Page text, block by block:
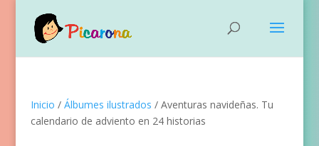
Inicio / Álbumes ilustrados / Aventuras navideñas. Tu
calendario de adviento en 24 historias